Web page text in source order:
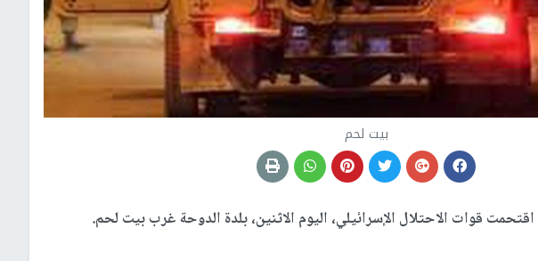
بيت لحم
اقتحمت قوات الاحتلال الإسرائيلي، اليوم الاثنين، بلدة الدوحة غرب بيت لحم.